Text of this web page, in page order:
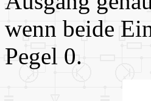
wenn beide
Pegel 0.